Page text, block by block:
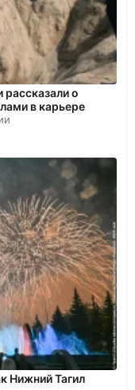
рассказали о
в карьере
Нижний Тагил